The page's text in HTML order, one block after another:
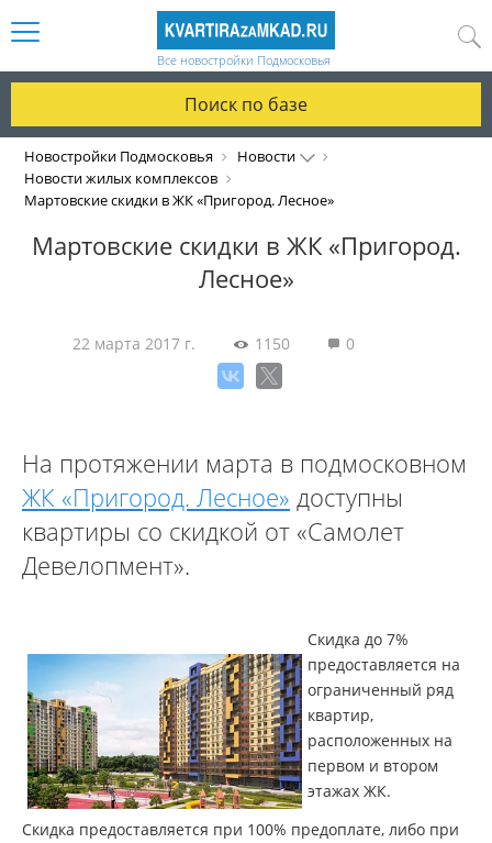
Все новостройки Подмосковья
Поиск по базе
Новостройки Подмосковья
Новости
Новости жилых комплексов
Мартовские скидки в ЖК «Пригород. Лесное»
Мартовские скидки в ЖК «Пригород.
Лесное»
22 марта 2017 г. 1150 0
На протяжении марта в подмосковном
ЖК «Пригород. Лесное» доступны
квартиры со скидкой от «Самолет
Девелопмент».
Скидка до 7%
предоставляется на
ограниченный ряд
квартир,
расположенных на
первом и втором
этажах ЖК.
Скидка предоставляется при 100% предоплате, либо при